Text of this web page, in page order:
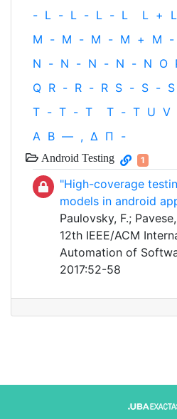
- L - L - L - L L + L
M - M - M - M + M -
N - N - N - N - N O
Q R - R - R S - S - S
T - T - T T - T U V
Α Β — , Δ Π -
Android Testing 1
"High-coverage
models in android
Paulovsky, F.;
12th IEEE/ACM
Automation of
2017:52-58